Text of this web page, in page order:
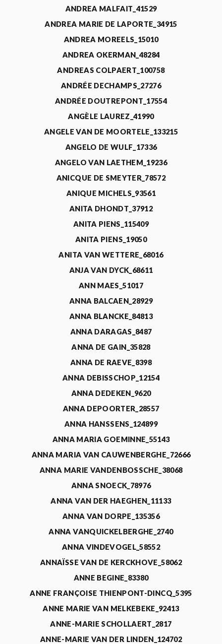
ANDREA MALFAIT_41529
ANDREA MARIE DE LAPORTE_34915
ANDREA MOREELS_15010
ANDREA OKERMAN_48284
ANDREAS COLPAERT_100758
ANDRÉE DECHAMPS_27276
ANDRÉE DOUTREPONT_17554
ANGÈLE LAUREZ_41990
ANGELE VAN DE MOORTELE_133215
ANGELO DE WULF_17336
ANGELO VAN LAETHEM_19236
ANICQUE DE SMEYTER_78572
ANIQUE MICHELS_93561
ANITA DHONDT_37912
ANITA PIENS_115409
ANITA PIENS_19050
ANITA VAN WETTERE_68016
ANJA VAN DYCK_68611
ANN MAES_51017
ANNA BALCAEN_28929
ANNA BLANCKE_84813
ANNA DARAGAS_8487
ANNA DE GAIN_35828
ANNA DE RAEVE_8398
ANNA DEBISSCHOP_12154
ANNA DEDEKEN_9620
ANNA DEPOORTER_28557
ANNA HANSSENS_124899
ANNA MARIA GOEMINNE_55143
ANNA MARIA VAN CAUWENBERGHE_72666
ANNA MARIE VANDENBOSSCHE_38068
ANNA SNOECK_78976
ANNA VAN DER HAEGHEN_11133
ANNA VAN DORPE_135356
ANNA VANQUICKELBERGHE_2740
ANNA VINDEVOGEL_58552
ANNAÏSSE VAN DE KERCKHOVE_58062
ANNE BEGINE_83380
ANNE FRANÇOISE THIENPONT-DINCQ_5395
ANNE MARIE VAN MELKEBEKE_92413
ANNE-MARIE SCHOLLAERT_2817
ANNE-MARIE VAN DER LINDEN_124702